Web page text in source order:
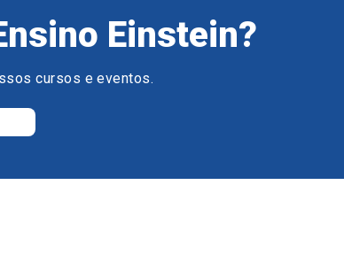
Einstein?
cursos e eventos.